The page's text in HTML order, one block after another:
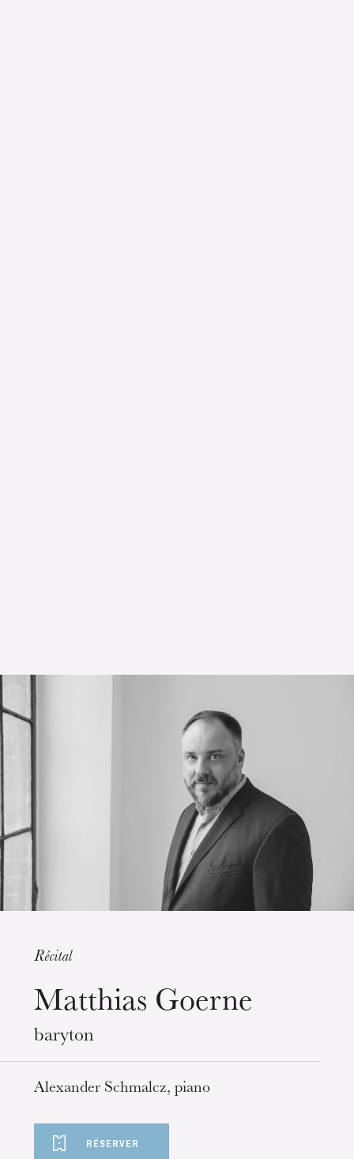
L’OnR avec vous
Visites de l’Opéra de
Strasbourg
mercredi 19 août 2026
Récital
Matthias Goerne
baryton
Alexander Schmalcz, piano
RÉSERVER